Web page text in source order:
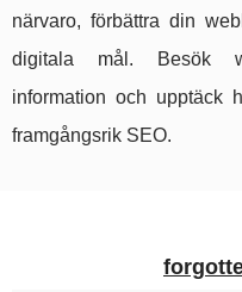
närvaro, förbättra din
digitala mål. Besök
information och upptäck
framgångsrik SEO.